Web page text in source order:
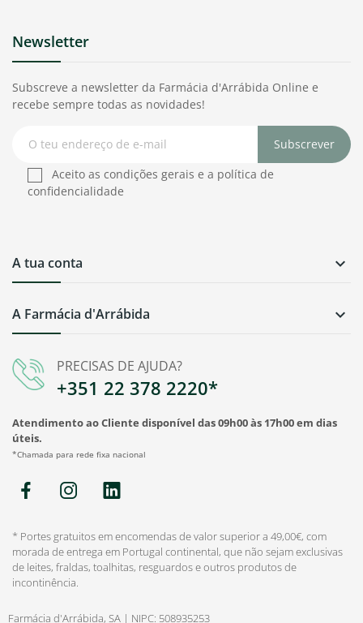
PRECISAS DE AJUDA?
+351 22 378 2220*
Atendimento ao Cliente disponível das 09h00 às 17h00 em dias
úteis.
*Chamada para rede fixa nacional
A Farmácia d'Arrábida 
A tua conta 
Newsletter
Subscreve a newsletter da Farmácia d'Arrábida Online e
recebe sempre todas as novidades!
Subscrever
Aceito as condições gerais e a política de
confidencialidade
* Portes gratuitos em encomendas de valor superior a 49,00€, com
morada de entrega em Portugal continental, que não sejam exclusivas
de leites, fraldas, toalhitas, resguardos e outros produtos de
incontinência.
Farmácia d'Arrábida, SA | NIPC: 508935253